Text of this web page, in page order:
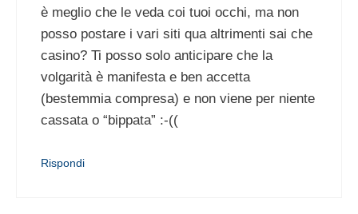
è meglio che le veda coi tuoi occhi, ma non
posso postare i vari siti qua altrimenti sai che
casino? Ti posso solo anticipare che la
volgarità è manifesta e ben accetta
(bestemmia compresa) e non viene per niente
cassata o “bippata” :-((
Rispondi